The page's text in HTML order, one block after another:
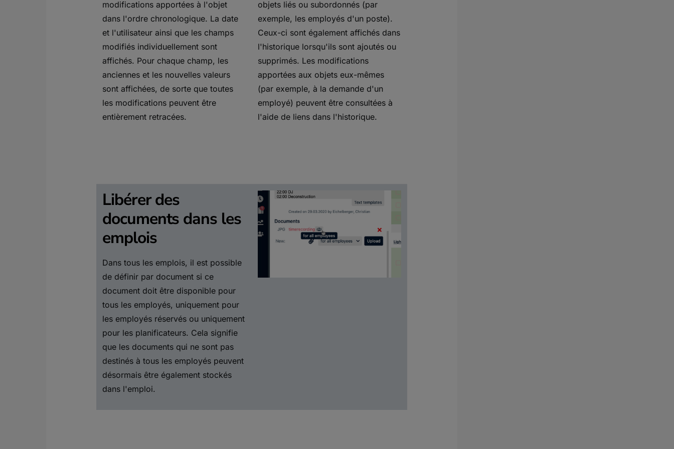
modifications apportées à l'objet
dans l'ordre chronologique. La date
et l'utilisateur ainsi que les champs
modifiés individuellement sont
affichés. Pour chaque champ, les
anciennes et les nouvelles valeurs
sont affichées, de sorte que toutes
les modifications peuvent être
entièrement retracées.
objets liés ou subordonnés (par
exemple, les employés d'un poste).
Ceux-ci sont également affichés dans
l'historique lorsqu'ils sont ajoutés ou
supprimés. Les modifications
apportées aux objets eux-mêmes
(par exemple, à la demande d'un
employé) peuvent être consultées à
l'aide de liens dans l'historique.
Libérer des
documents dans les
emplois
Dans tous les emplois, il est possible
de définir par document si ce
document doit être disponible pour
tous les employés, uniquement pour
les employés réservés ou uniquement
pour les planificateurs. Cela signifie
que les documents qui ne sont pas
destinés à tous les employés peuvent
désormais être également stockés
dans l'emploi.